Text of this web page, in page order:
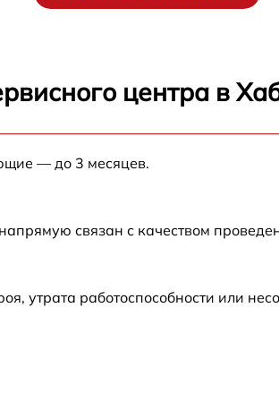
от 60 мин
центра в
— до 3 месяцев.
связан с качеством
утрата работоспособности или